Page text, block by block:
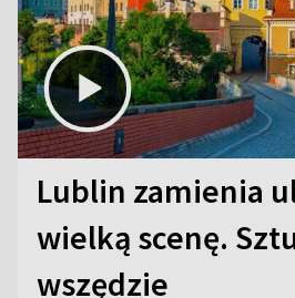
Lublin zamienia
wielką scenę.
wszędzie